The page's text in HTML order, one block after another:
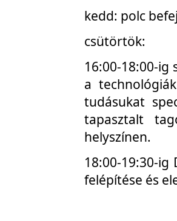
kedd: polc
csütörtök:
16:00-18:00-
a
tudásukat
tapasztalt
helyszínen.
18:00-19:30-
felépítése és